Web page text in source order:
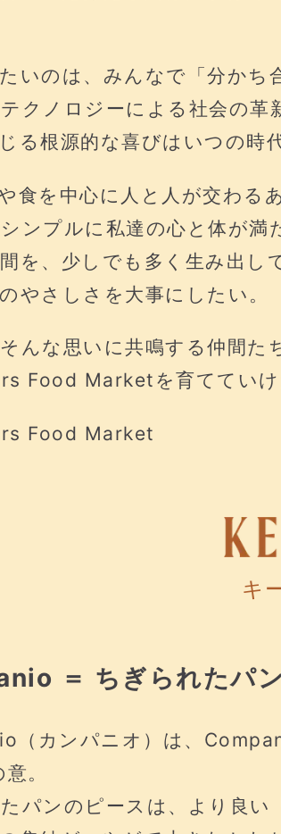
いのは、みんなで「分かち
クノロジーによる社会の革
る根源的な喜びはいつの時
食を中心に人と人が交わる
ンプルに私達の心と体が満
を、少しでも多く生み出し
やさしさを大事にしたい。
んな思いに共鳴する仲間た
Food Marketを育てていけ
Food Market
キ
＝ ちぎられたパ
（カンパニオ）は、
。
パンのピースは、より良い